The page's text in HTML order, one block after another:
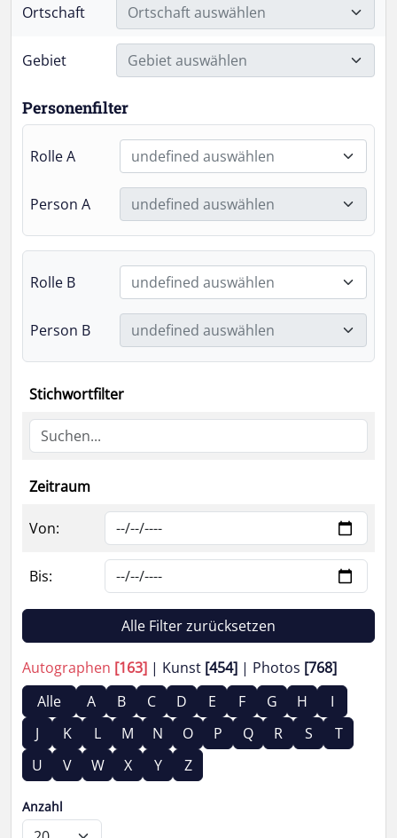
Ortschaft Ortschaft auswählen
Gebiet Gebiet auswählen
Personenfilter
Rolle A undefined auswählen
Person A undefined auswählen
Rolle B undefined auswählen
Person B undefined auswählen
Stichwortfilter
Zeitraum
Von:
Bis:
Alle Filter zurücksetzen
Autographen [163] Kunst [454] Photos [768]
Alle
A B C D E F G H
I
J
K L M N O P Q R S
T
U
V W X Y Z
Anzahl